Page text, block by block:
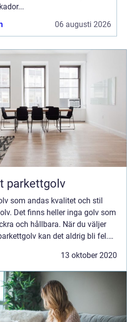
06 augusti 2026
parkettgolv
som andas kvalitet och stil
Det finns heller inga golv som
och hållbara. När du väljer
kan det aldrig bli fel.
13 oktober 2020